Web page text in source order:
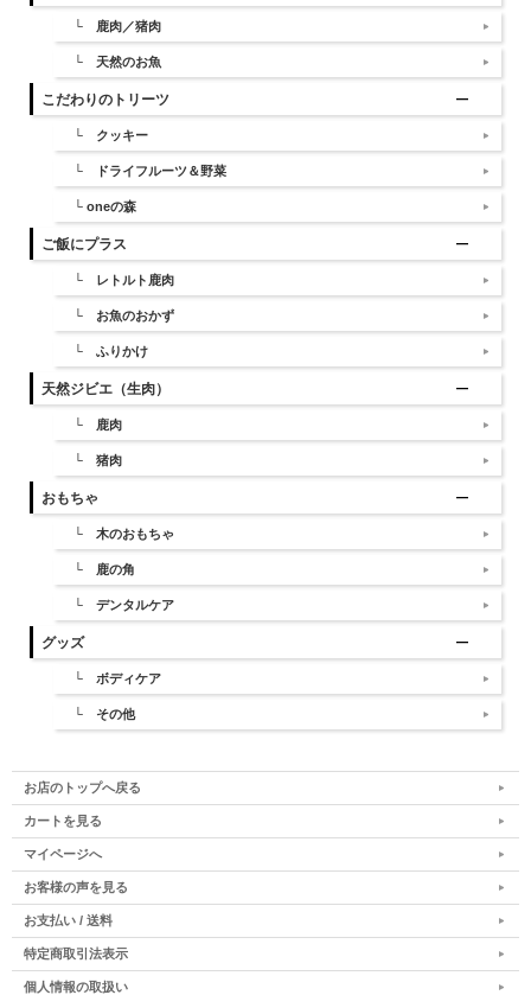
└ 鹿肉／猪肉
└ 天然のお魚
こだわりのトリーツ
└ クッキー
└ ドライフルーツ＆野菜
└ oneの森
ご飯にプラス
└ レトルト鹿肉
└ お魚のおかず
└ ふりかけ
天然ジビエ（生肉）
└ 鹿肉
└ 猪肉
おもちゃ
└ 木のおもちゃ
└ 鹿の角
└ デンタルケア
グッズ
└ ボディケア
└ その他
お店のトップへ戻る
カートを見る
マイページへ
お客様の声を見る
お支払い / 送料
特定商取引法表示
個人情報の取扱い